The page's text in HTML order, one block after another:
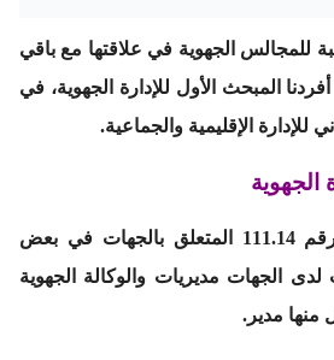
للمجالس الجهوية في علاقتها مع باقي
أفردنا المبحث الأول للإدارة الجهوية، في
الإقليمية والجماعية.
الجهوية
نص القانون التنظيمي رقم 111.14 المتعلق بالجهات في بعض
الجهات مديريات والوكالة الجهوية
منها مدير.